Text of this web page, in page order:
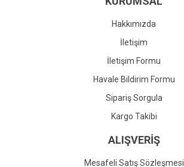
Gönder
Hakkımızda
İletişim
İletişim Formu
Havale Bildirim Formu
Sipariş Sorgula
Kargo Takibi
ALIŞVERİŞ
Mesafeli Satış Sözleşmesi